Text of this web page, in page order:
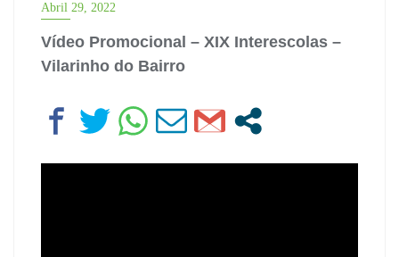
Abril 29, 2022
Vídeo Promocional – XIX Interescolas –
Vilarinho do Bairro